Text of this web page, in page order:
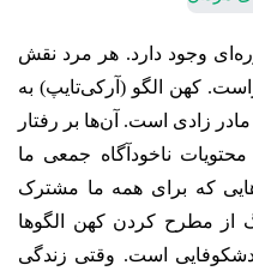
وجود دارد. هر مرد نقش
کهن الگو (آرکی‌تایپ) به
زادی است. آن‌ها بر رفتار
محتویات ناخودآگاه جمعی ما
که برای همه ما مشترک
از مطرح کردن کهن الگوها
است. وقتی زندگی